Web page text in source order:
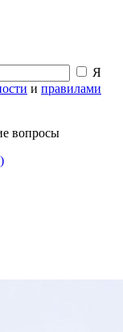
Я
и правилами
вопросы